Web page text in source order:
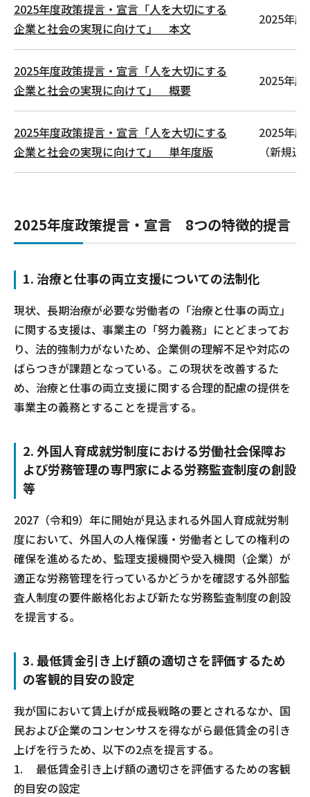
2025年度政策提言・宣言「人を大切にする
企業と社会の実現に向けて」 本文
2025年
2025年度政策提言・宣言「人を大切にする
企業と社会の実現に向けて」 概要
2025年
2025年度政策提言・宣言「人を大切にする
企業と社会の実現に向けて」 単年度版
2025年
（新規
2025年度政策提言・宣言 8つの特徴的提言
1. 治療と仕事の両立支援についての法制化
現状、長期治療が必要な労働者の「治療と仕事の両立」
に関する支援は、事業主の「努力義務」にとどまってお
り、法的強制力がないため、企業側の理解不足や対応の
ばらつきが課題となっている。この現状を改善するた
め、治療と仕事の両立支援に関する合理的配慮の提供を
事業主の義務とすることを提言する。
2. 外国人育成就労制度における労働社会保障お
よび労務管理の専門家による労務監査制度の創設
等
2027（令和9）年に開始が見込まれる外国人育成就労制
度において、外国人の人権保護・労働者としての権利の
確保を進めるため、監理支援機関や受入機関（企業）が
適正な労務管理を行っているかどうかを確認する外部監
査人制度の要件厳格化および新たな労務監査制度の創設
を提言する。
3. 最低賃金引き上げ額の適切さを評価するため
の客観的目安の設定
我が国において賃上げが成長戦略の要とされるなか、国
民および企業のコンセンサスを得ながら最低賃金の引き
上げを行うため、以下の2点を提言する。
1.
最低賃金引き上げ額の適切さを評価するための客観
的目安の設定